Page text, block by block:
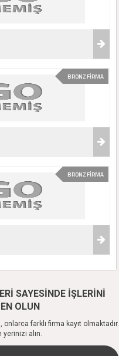
BRONZ FİRMA
BRONZ FİRMA
SAYESİNDE İŞLERİNİ
OLUN
farklı firma kayıt olmaktadır.
alın.